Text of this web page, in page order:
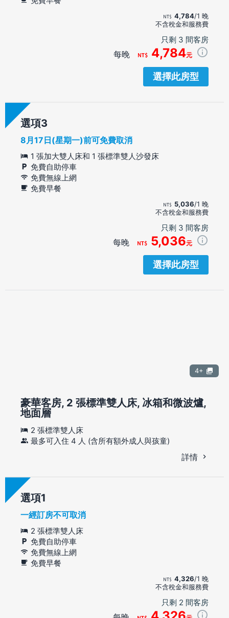
4,784/1 晚
不含稅金和服務費
只剩 3 間客房
每晚 4,784元
選擇此房型
選項
8月17日(星期一)前可免費取消
1 張加大雙人床和 1 張標準雙人沙發床
免費自助停車
免費無線上網
免費早餐
5,036/1 晚
不含稅金和服務費
只剩 3 間客房
每晚 5,036元
選擇此房型
4+
豪華客房, 2 張標準雙人床, 冰箱和微波爐,
地面層
2 張標準雙人床
最多可入住 4 人 (含所有額外成人與孩童)
詳情
選項
一經訂房不可取消
2 張標準雙人床
免費自助停車
免費無線上網
免費早餐
4,326/1 晚
不含稅金和服務費
只剩 2 間客房